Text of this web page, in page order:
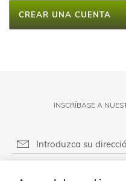
CREAR UNA CUENTA
INSCRÍBASE A